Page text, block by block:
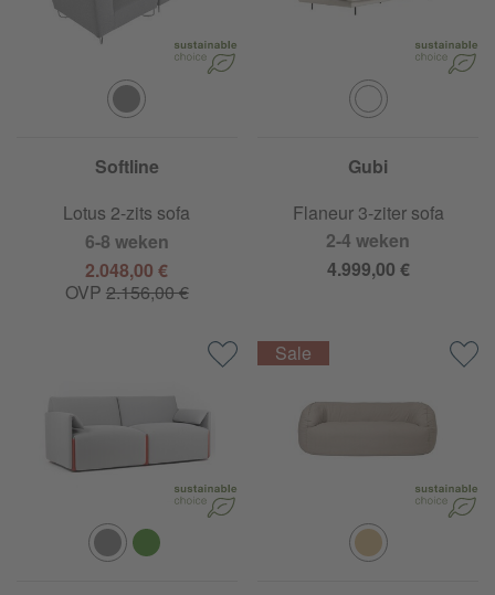
Softline
Lotus 2-zits sofa
6-8 weken
2.048,00 €
OVP 2.156,00 €
Gubi
Flaneur 3-ziter sofa
2-4 weken
4.999,00 €